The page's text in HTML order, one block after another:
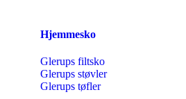
Hjemmesko
Glerups filtsko
Glerups støvler
Glerups tøfler